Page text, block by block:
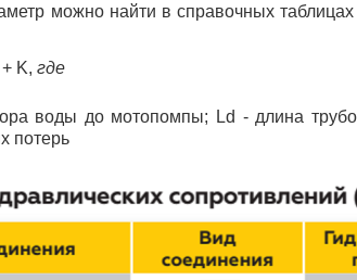
можно найти в справочных
K, где
воды до мотопомпы; Ld - длина
потерь